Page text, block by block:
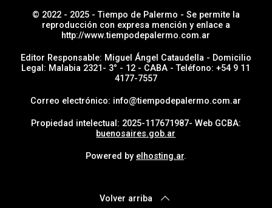
e
c
© 2022 - 2025 - Tiempo de Palermo - Se permite la
reproducción con expresa mención y enlace a
http://www.tiempodepalermo.com.ar
Editor Responsable: Miguel Ángel Cataudella - Domicilio
Legal: Malabia 2321- 3° - 12 - CABA - Teléfono: +54 9 11
4177-7557
Correo electrónico: info@tiempodepalermo.com.ar
Propiedad intelectual: 2025-117671987- Web GCBA:
buenosaires.gob.ar
Powered by elhosting.ar.
Volver arriba